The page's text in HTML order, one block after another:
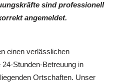
sind professionell
angemeldet.
einen verlässlichen
Stunden-Betreuung in
Ortschaften. Unser